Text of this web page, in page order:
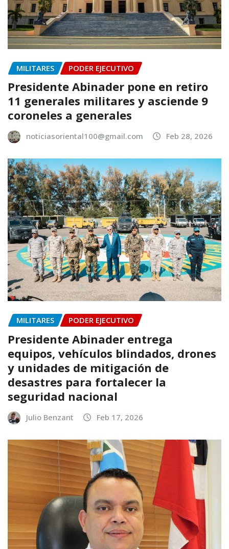
MILITARES PODER EJECUTIVO
Presidente Abinader pone en retiro
11 generales militares y asciende 9
coroneles a generales
noticiasoriental100@gmail.com Feb 28, 2026
MILITARES PODER EJECUTIVO
Presidente Abinader entrega
equipos, vehículos blindados, drones
y unidades de mitigación de
desastres para fortalecer la
seguridad nacional
Julio Benzant Feb 17, 2026